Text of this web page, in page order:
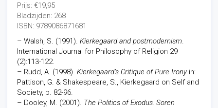
Prijs: €19,95
Bladzijden: 268
ISBN: 9789086871681
– Walsh, S. (1991). Kierkegaard and postmodernism.
International Journal for Philosophy of Religion 29
(2):113-122.
– Rudd, A. (1998). Kierkegaard’s Critique of Pure Ironyin:
Pattison, G. & Shakespeare, S., Kierkegaard on Self and
Society, p. 82-96.
– Dooley, M. (2001). The Politics of Exodus. Soren